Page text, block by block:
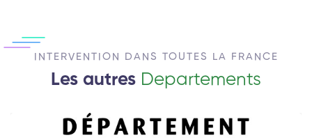
INTERVENTION DANS TOUTES LA FRANCE
Les autres Departements